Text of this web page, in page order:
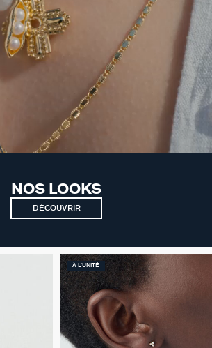
NOS LOOKS
DÉCOUVRIR
À L'UNITÉ